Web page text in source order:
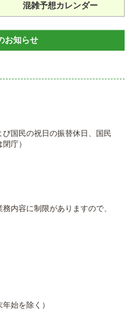
混雑予想カレンダー
お知らせ
び国民の祝日の振替休日、国民
庁）
内容に制限がありますので、
始を除く）